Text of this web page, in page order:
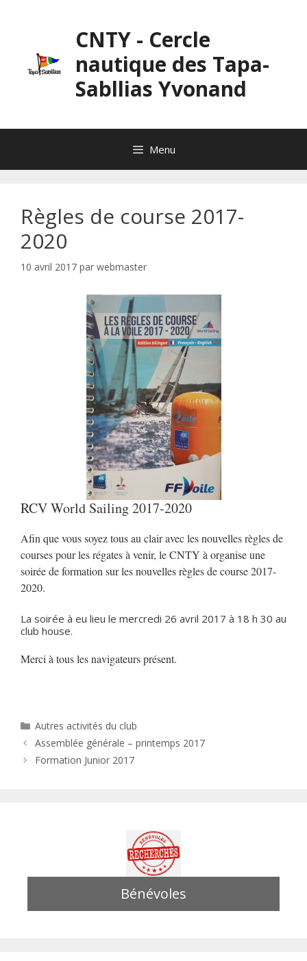
CNTY - Cercle
nautique des Tapa-
Sabllias Yvonand
Menu
Règles de course 2017-
2020
10 avril 2017 par webmaster
RCV World Sailing 2017-2020
Afin que vous soyez tous au clair avec les nouvelles règles de
courses pour les régates à venir, le CNTY à organise une
soirée de formation sur les nouvelles règles de course 2017-
2020.
La soirée à eu lieu le mercredi 26 avril 2017 à 18 h 30 au
club house.
Merci à tous les navigateurs présent.
Catégories
Autres activités du club
Assemblée générale – printemps 2017
Formation Junior 2017
Bénévoles